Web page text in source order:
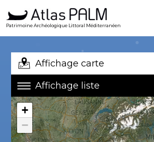
Patrimoine Archéologique Littoral Méditerranéen
Affichage carte
Affichage liste
+
−